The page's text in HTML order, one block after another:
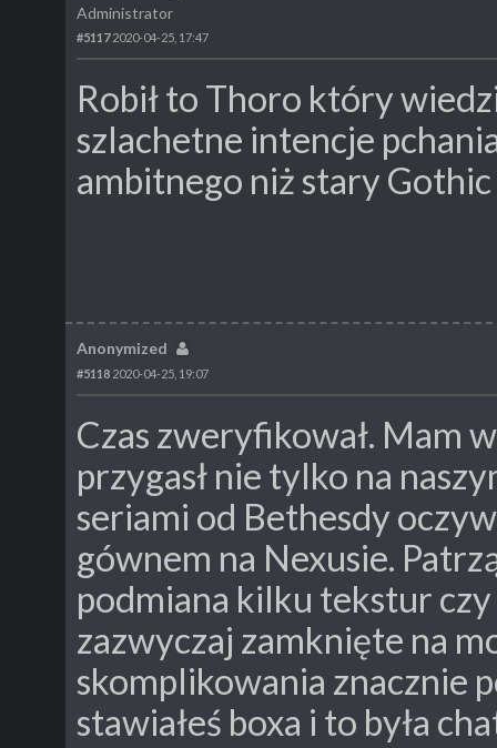
Administrator
#51172020-04-25, 17:47
Robił to Thoro który
szlachetne intencje
ambitnego niż stary Gothic
Anonymized
#5118 2020-04-25, 19:07
Czas zweryfikował. Mam
przygasł nie tylko na
seriami od Bethesdy
gównem na Nexusie.
podmiana kilku tekstur czy
zazwyczaj zamknięte na
skomplikowania znacznie
stawiałeś boxa i to była